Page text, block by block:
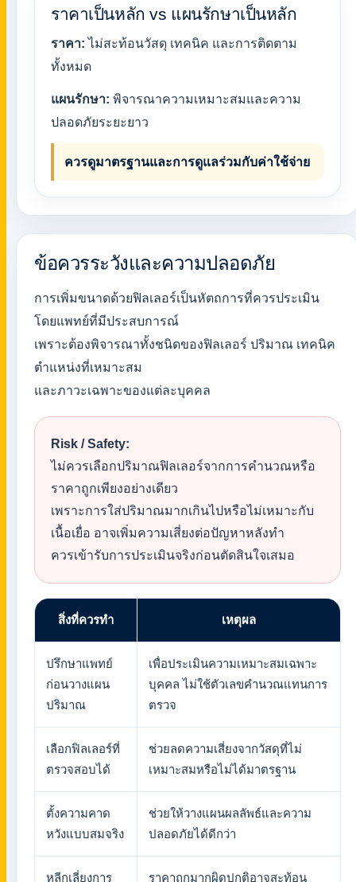
ราคาเป็นหลัก vs แผนรักษาเป็นหลัก
ราคา: ไม่สะท้อนวัสดุ เทคนิค และการติดตาม
ทั้งหมด
แผนรักษา: พิจารณาความเหมาะสมและความ
ปลอดภัยระยะยาว
ควรดูมาตรฐานและการดูแลร่วมกับค่าใช้จ่าย
ข้อควรระวังและความปลอดภัย
การเพิ่มขนาดด้วยฟิลเลอร์เป็นหัตถการที่ควรประเมิน
โดยแพทย์ที่มีประสบการณ์
เพราะต้องพิจารณาทั้งชนิดของฟิลเลอร์ ปริมาณ เทคนิค
ตำแหน่งที่เหมาะสม
และภาวะเฉพาะของแต่ละบุคคล
Risk / Safety:
ไม่ควรเลือกปริมาณฟิลเลอร์จากการคำนวณหรือ
ราคาถูกเพียงอย่างเดียว
เพราะการใส่ปริมาณมากเกินไปหรือไม่เหมาะกับ
เนื้อเยื่อ อาจเพิ่มความเสี่ยงต่อปัญหาหลังทำ
ควรเข้ารับการประเมินจริงก่อนตัดสินใจเสมอ
สิ่งที่ควรทำ เหตุผล
ปรึกษาแพทย์
ก่อนวางแผน
ปริมาณ
เพื่อประเมินความเหมาะสมเฉพาะ
บุคคล ไม่ใช้ตัวเลขคำนวณแทนการ
ตรวจ
เลือกฟิลเลอร์ที่
ตรวจสอบได้
ช่วยลดความเสี่ยงจากวัสดุที่ไม่
เหมาะสมหรือไม่ได้มาตรฐาน
ตั้งความคาด
หวังแบบสมจริง
ช่วยให้วางแผนผลลัพธ์และความ
ปลอดภัยได้ดีกว่า
หลีกเลี่ยงการ
ราคาถูกมากผิดปกติอาจสะท้อน